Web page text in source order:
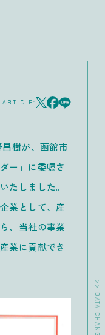
ARTICLE:
樹が、函館市
ー」に委嘱さ
たしました。
業として、産
、当社の事業
業に貢献でき